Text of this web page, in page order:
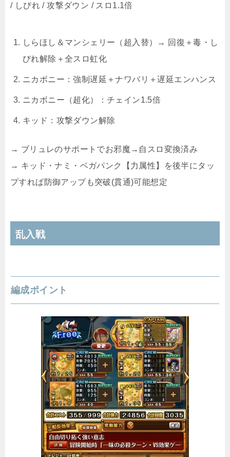
/ しびれ / 攻撃ダウン / スロ1.1倍
しらほし＆マンシェリー（超入替）→ 回復＋毒・し
びれ解除＋全スロ虹化
ニカボニー：強制遅延＋ナワバリ＋遅延エンハンス
ニカボニー（超化）：チェイン1.5倍
キッド：攻撃ダウン解除
→ ブリュレのサポートでお邪魔→自スロ変換済み
→ キッド・ナミ・ベガパンク【力属性】を後半にタッ
プすれば防御アップも突破(貫通)可能想定
乱入戦
編成ポイント